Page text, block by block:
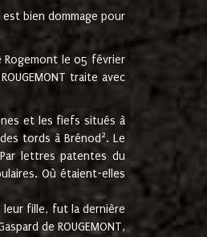
bien dommage pour
Rogemont le 05 février
traite avec
et les fiefs situés à
tords à Brénod 2. Le
lettres patentes du
Où étaient-elles
leur fille, fut la dernière
de ROUGEMONT,